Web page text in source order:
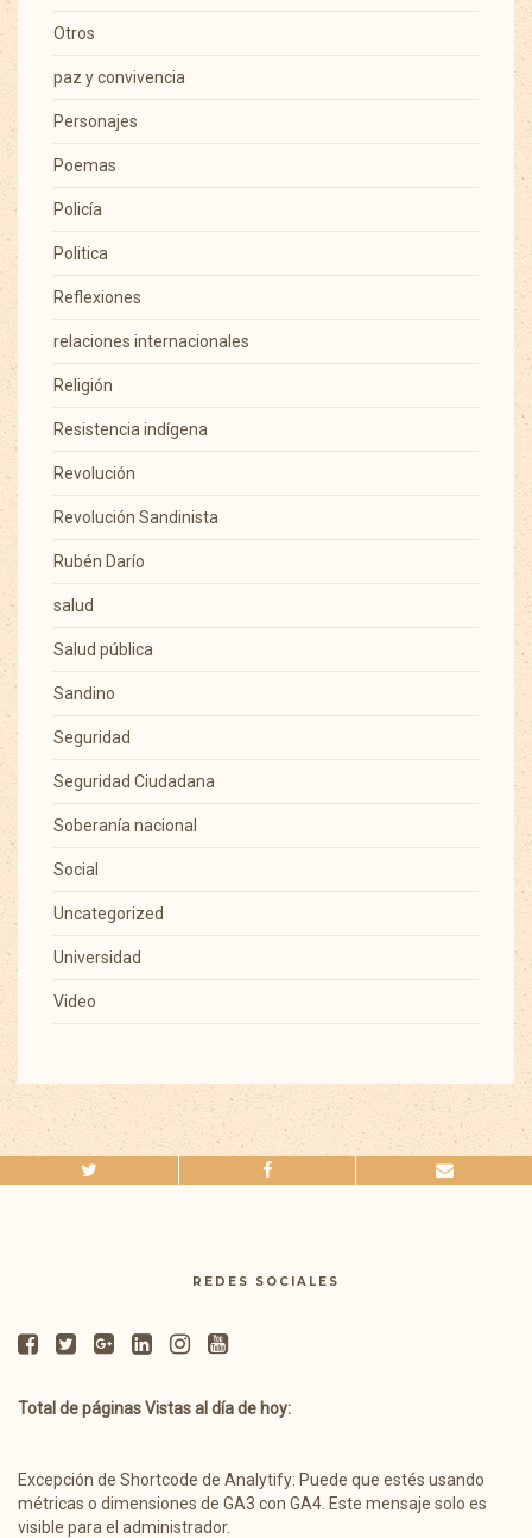
Otros
paz y convivencia
Personajes
Poemas
Policía
Politica
Reflexiones
relaciones internacionales
Religión
Resistencia indígena
Revolución
Revolución Sandinista
Rubén Darío
salud
Salud pública
Sandino
Seguridad
Seguridad Ciudadana
Soberanía nacional
Social
Uncategorized
Universidad
Video
REDES SOCIALES
Total de páginas Vistas al día de hoy:
Excepción de Shortcode de Analytify: Puede que estés usando
métricas o dimensiones de GA3 con GA4. Este mensaje solo es
visible para el administrador.